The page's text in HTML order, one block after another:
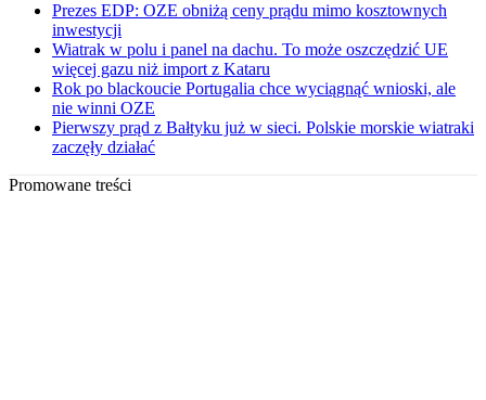
Prezes EDP: OZE obniżą ceny prądu mimo kosztownych
inwestycji
Wiatrak w polu i panel na dachu. To może oszczędzić UE
więcej gazu niż import z Kataru
Rok po blackoucie Portugalia chce wyciągnąć wnioski, ale
nie winni OZE
Pierwszy prąd z Bałtyku już w sieci. Polskie morskie wiatraki
zaczęły działać
Promowane treści